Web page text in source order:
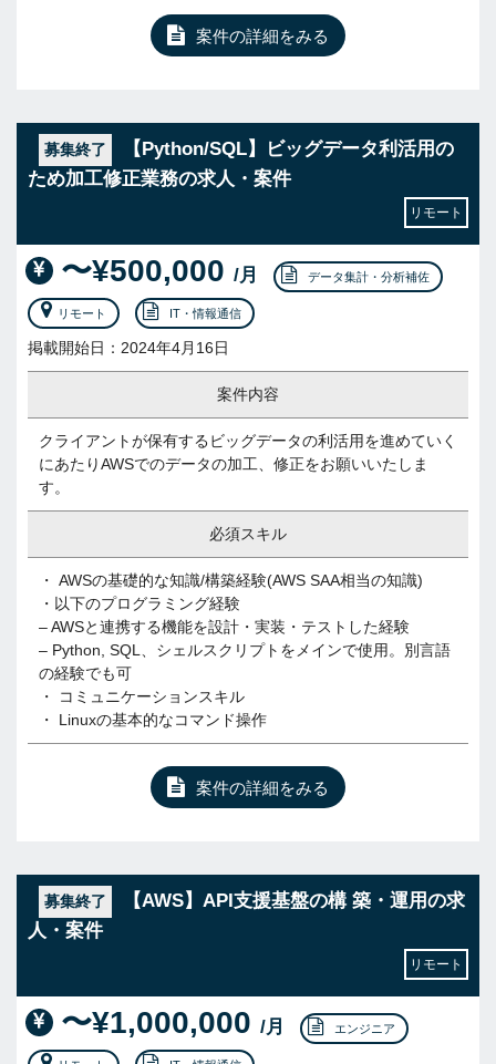
案件の詳細をみる
募集終了
【Python/SQL】ビッグデータ利活用の
ため加工修正業務の求人・案件
リモート
〜¥500,000 /月 データ集計・分析補佐
リモート IT・情報通信
掲載開始日：2024年4月16日
案件内容
クライアントが保有するビッグデータの利活用を進めていく
にあたりAWSでのデータの加工、修正をお願いいたしま
す。
必須スキル
・ AWSの基礎的な知識/構築経験(AWS SAA相当の知識)
・以下のプログラミング経験
– AWSと連携する機能を設計・実装・テストした経験
– Python, SQL、シェルスクリプトをメインで使用。別言語
の経験でも可
・ コミュニケーションスキル
・ Linuxの基本的なコマンド操作
案件の詳細をみる
募集終了
【AWS】API支援基盤の構 築・運用の求
人・案件
リモート
〜¥1,000,000 /月 エンジニア